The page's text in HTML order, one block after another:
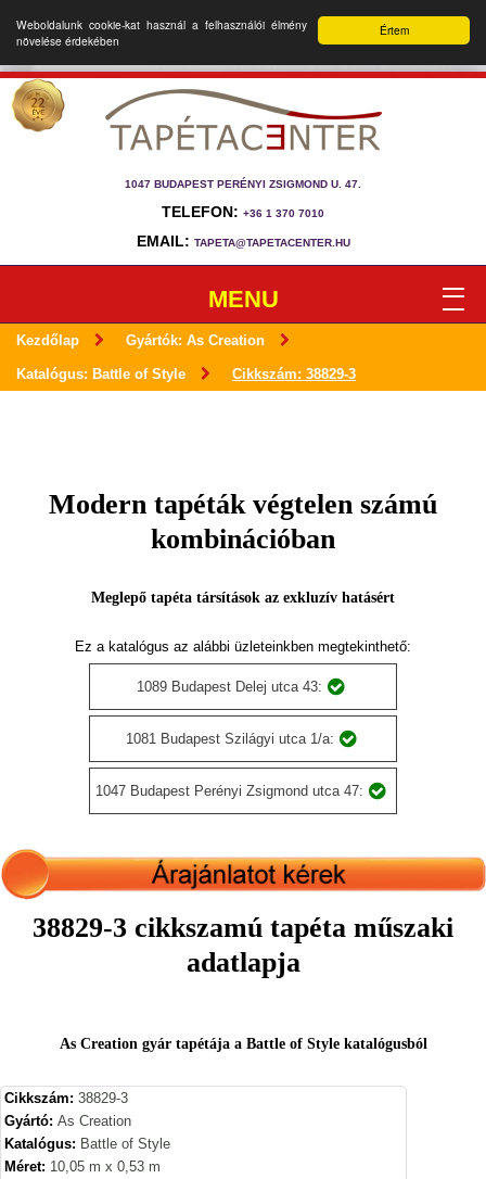
Értem
Weboldalunk cookie-kat használ a felhasználói élmény
növelése érdekében
1047 BUDAPEST PERÉNYI ZSIGMOND U. 47.
TELEFON: +36 1 370 7010
EMAIL: TAPETA@TAPETACENTER.HU
MENU
Kezdőlap Gyártók: As Creation
Katalógus: Battle of Style Cikkszám: 38829-3
Modern tapéták végtelen számú
kombinációban
Meglepő tapéta társítások az exkluzív hatásért
Ez a katalógus az alábbi üzleteinkben megtekinthető:
1089 Budapest Delej utca 43:
1081 Budapest Szilágyi utca 1/a:
1047 Budapest Perényi Zsigmond utca 47:
38829-3 cikkszamú tapéta műszaki
adatlapja
As Creation gyár tapétája a Battle of Style katalógusból
Cikkszám: 38829-3
Gyártó: As Creation
Katalógus: Battle of Style
Méret: 10,05 m x 0,53 m